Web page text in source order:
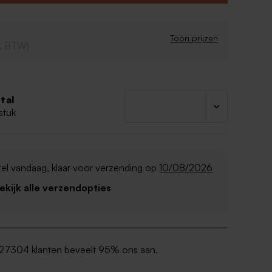
bevatten van melk, soja en noten
glansmiddelen E901 E903 E904, kleurstof
Toon prijzen
BTW)
vandaag, klaar voor verzending op10/08/2026
alle verzendopties
klanten beveelt 95% ons aan.